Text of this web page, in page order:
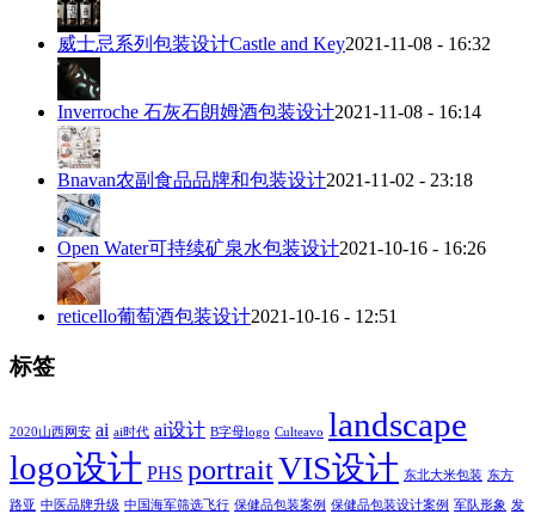
威士忌系列包装设计Castle and Key2021-11-08 - 16:32
Inverroche 石灰石朗姆酒包装设计2021-11-08 - 16:14
Bnavan农副食品品牌和包装设计2021-11-02 - 23:18
Open Water可持续矿泉水包装设计2021-10-16 - 16:26
reticello葡萄酒包装设计2021-10-16 - 12:51
标签
2020山西网安 ai ai时代 ai设计 B字母logo Culteavo landscape
logo设计 PHS portraitVIS设计 东北大米包装 东方
路亚 中医品牌升级 中国海军筛选飞行 保健品包装案例 保健品包装设计案例 军队形象 发